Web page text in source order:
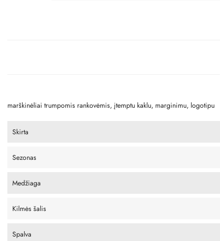
marškinėliai trumpomis rankovėmis, įtemptu kaklu, marginimu, logotipu
Skirta
Sezonas
Medžiaga
Kilmės šalis
Spalva